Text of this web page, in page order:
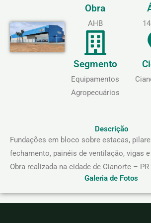
Obra
AHB
Segmento
Equipamentos
Agropecuários
Descrição
Fundações em bloco sobre estacas,
fechamento, painéis de ventilação, vigas
Obra realizada na cidade de Cianorte – PR
Galeria de Fotos